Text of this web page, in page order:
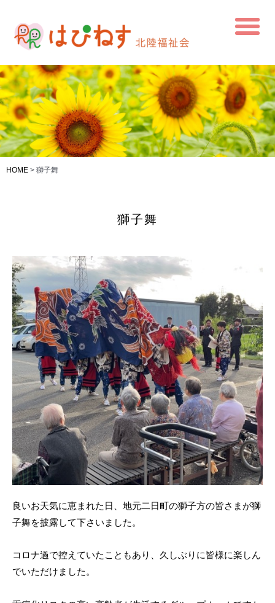
HOME > 獅子舞
獅子舞
良いお天気に恵まれた日、地元二日町の獅子方の皆さまが獅
子舞を披露して下さいました。
コロナ過で控えていたこともあり、久しぶりに皆様に楽しん
でいただけました。